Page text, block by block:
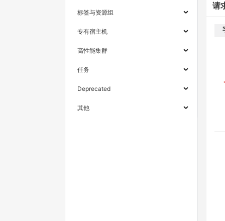
标签与资源组
专有宿主机
高性能集群
任务
Deprecated
其他
请